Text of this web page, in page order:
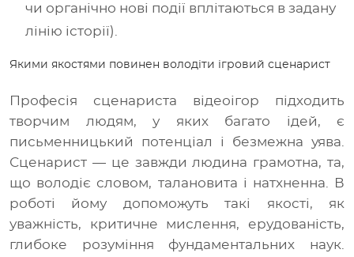
чи органічно нові події вплітаються в задану
лінію історії).
Якими якостями повинен володіти ігровий сценарист
Професія сценариста відеоігор підходить
творчим людям, у яких багато ідей, є
письменницький потенціал і безмежна уява.
Сценарист — це завжди людина грамотна, та,
що володіє словом, талановита і натхненна. В
роботі йому допоможуть такі якості, як
уважність, критичне мислення, ерудованість,
глибоке розуміння фундаментальних наук.